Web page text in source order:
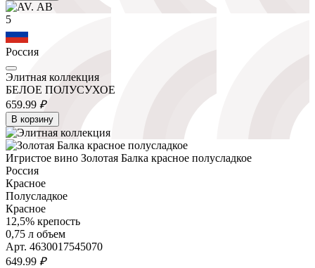
5
Россия
Элитная коллекция
БЕЛОЕ ПОЛУСУХОЕ
659.99 ₽
В корзину
Игристое вино Золотая Балка красное полусладкое
Россия
Красное
Полусладкое
Красное
12,5% крепость
0,75 л объем
Арт. 4630017545070
649.99 ₽